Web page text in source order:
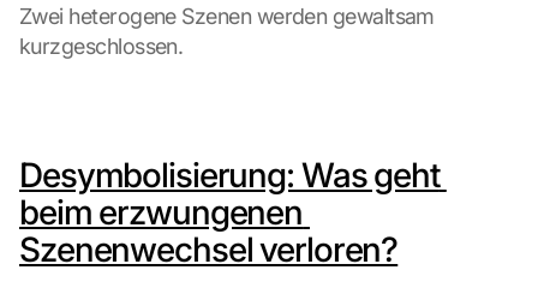
Zwei heterogene Szenen werden gewaltsam
kurzgeschlossen.
Desymbolisierung: Was geht
beim erzwungenen
Szenenwechsel verloren?